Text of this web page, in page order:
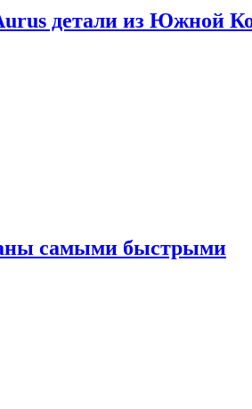
детали из Южной
самыми быстрыми